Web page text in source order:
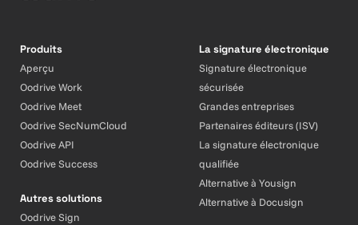
Produits
Aperçu
Oodrive Work
Oodrive Meet
Oodrive SecNumCloud
Oodrive API
Oodrive Success
Autres solutions
Oodrive Sign
La signature électronique
Signature électronique
sécurisée
Grandes entreprises
Partenaires éditeurs (ISV)
La signature électronique
qualifiée
Alternative à Yousign
Alternative à Docusign